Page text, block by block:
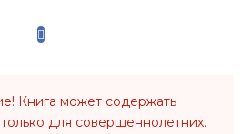
Книга может содержать
для совершеннолетних.